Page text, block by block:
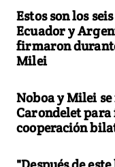
Estos son los
Ecuador y
firmaron
Milei
Noboa y Milei
Carondelet
cooperación